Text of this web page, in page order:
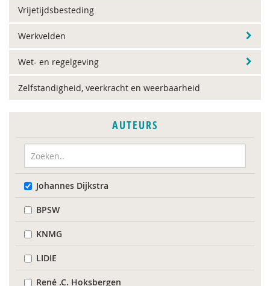
Vrijetijdsbesteding
Werkvelden
Wet- en regelgeving
Zelfstandigheid, veerkracht en weerbaarheid
AUTEURS
Johannes Dijkstra
BPSW
KNMG
LIDIE
René .C. Hoksbergen